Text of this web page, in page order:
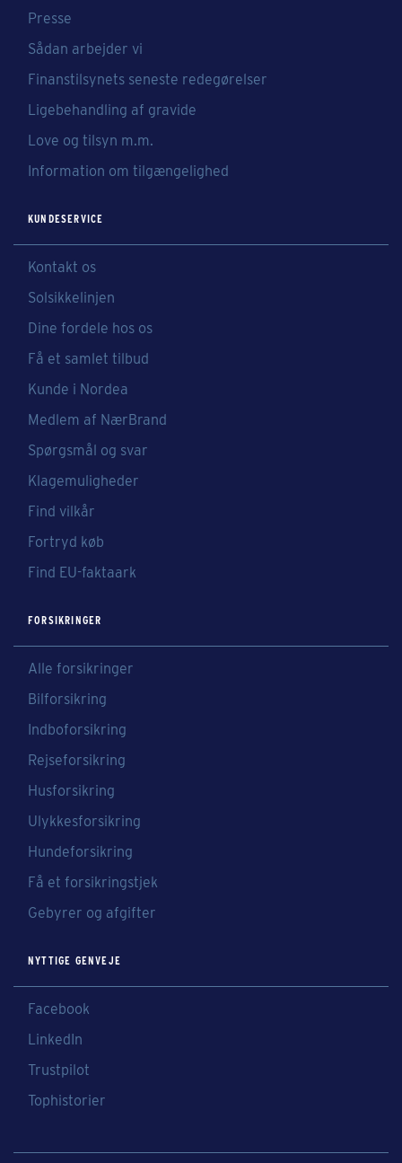
Presse
Sådan arbejder vi
Finanstilsynets seneste redegørelser
Ligebehandling af gravide
Love og tilsyn m.m.
Information om tilgængelighed
KUNDESERVICE
Kontakt os
Solsikkelinjen
Dine fordele hos os
Få et samlet tilbud
Kunde i Nordea
Medlem af NærBrand
Spørgsmål og svar
Klagemuligheder
Find vilkår
Fortryd køb
Find EU-faktaark
FORSIKRINGER
Alle forsikringer
Bilforsikring
Indboforsikring
Rejseforsikring
Husforsikring
Ulykkesforsikring
Hundeforsikring
Få et forsikringstjek
Gebyrer og afgifter
NYTTIGE GENVEJE
Facebook
LinkedIn
Trustpilot
Tophistorier